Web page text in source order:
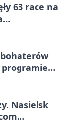
63 race na
programie
Nasielsk